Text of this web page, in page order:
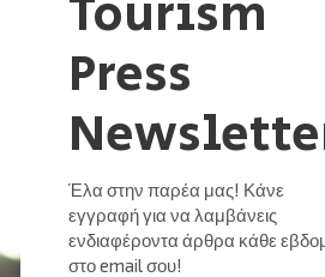
η επίδραση του τουρισμού